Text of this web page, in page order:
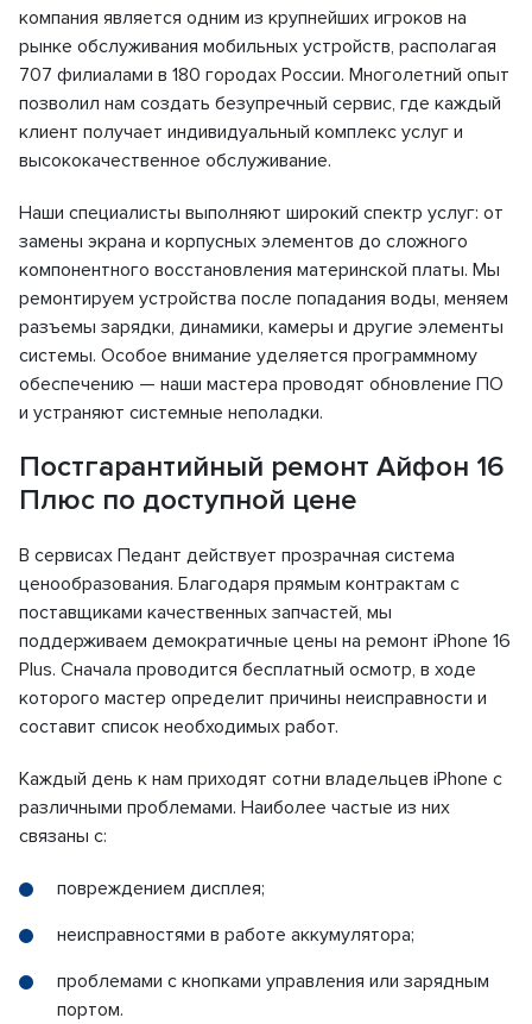
компания является одним из крупнейших игроков на
рынке обслуживания мобильных устройств, располагая
707 филиалами в 180 городах России. Многолетний опыт
позволил нам создать безупречный сервис, где каждый
клиент получает индивидуальный комплекс услуг и
высококачественное обслуживание.
Наши специалисты выполняют широкий спектр услуг: от
замены экрана и корпусных элементов до сложного
компонентного восстановления материнской платы. Мы
ремонтируем устройства после попадания воды, меняем
разъемы зарядки, динамики, камеры и другие элементы
системы. Особое внимание уделяется программному
обеспечению — наши мастера проводят обновление ПО
и устраняют системные неполадки.
Постгарантийный ремонт Айфон 16
Плюс по доступной цене
В сервисах Педант действует прозрачная система
ценообразования. Благодаря прямым контрактам с
поставщиками качественных запчастей, мы
поддерживаем демократичные цены на ремонт iPhone 16
Plus. Сначала проводится бесплатный осмотр, в ходе
которого мастер определит причины неисправности и
составит список необходимых работ.
Каждый день к нам приходят сотни владельцев iPhone с
различными проблемами. Наиболее частые из них
связаны с:
повреждением дисплея;
неисправностями в работе аккумулятора;
проблемами с кнопками управления или зарядным
портом.